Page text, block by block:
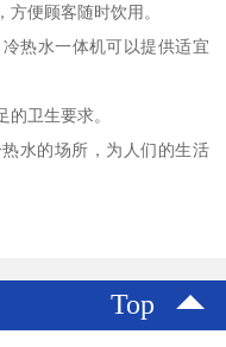
便顾客随时饮用。
热水一体机可以提供适宜
卫生要求。
水的场所，为人们的生活
Top